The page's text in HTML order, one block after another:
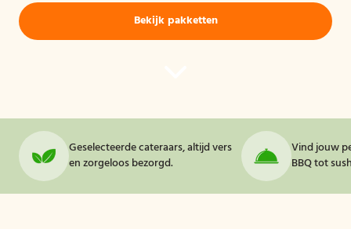
Bekijk pakketten
Geselecteerde cateraars, altijd vers
en zorgeloos bezorgd.
Vind jouw
BBQ tot